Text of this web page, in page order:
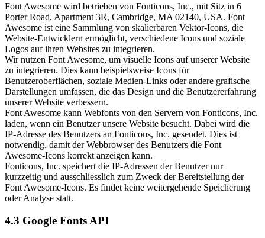
Font Awesome wird betrieben von Fonticons, Inc., mit Sitz in 6
Porter Road, Apartment 3R, Cambridge, MA 02140, USA. Font
Awesome ist eine Sammlung von skalierbaren Vektor-Icons, die
Website-Entwicklern ermöglicht, verschiedene Icons und soziale
Logos auf ihren Websites zu integrieren.
Wir nutzen Font Awesome, um visuelle Icons auf unserer Website
zu integrieren. Dies kann beispielsweise Icons für
Benutzeroberflächen, soziale Medien-Links oder andere grafische
Darstellungen umfassen, die das Design und die Benutzererfahrung
unserer Website verbessern.
Font Awesome kann Webfonts von den Servern von Fonticons, Inc.
laden, wenn ein Benutzer unsere Website besucht. Dabei wird die
IP-Adresse des Benutzers an Fonticons, Inc. gesendet. Dies ist
notwendig, damit der Webbrowser des Benutzers die Font
Awesome-Icons korrekt anzeigen kann.
Fonticons, Inc. speichert die IP-Adressen der Benutzer nur
kurzzeitig und ausschliesslich zum Zweck der Bereitstellung der
Font Awesome-Icons. Es findet keine weitergehende Speicherung
oder Analyse statt.
4.3 Google Fonts API